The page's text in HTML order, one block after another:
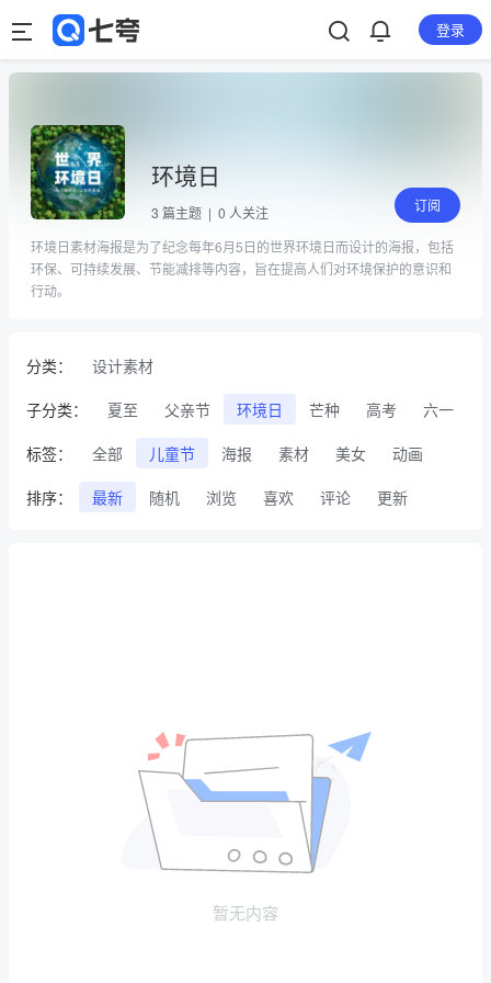
登录
环境日
3 篇主题 | 0 人关注 订阅
环境日素材海报是为了纪念每年6月5日的世界环境日而设计的海报，包括
环保、可持续发展、节能减排等内容，旨在提高人们对环境保护的意识和
行动。
分类：
设计素材
子分类：
夏至 父亲节 环境日 芒种 高考
六一
标签：
全部 儿童节 海报 素材 美女
动画
排序：
最新 随机 浏览 喜欢 评论 更新
暂无内容